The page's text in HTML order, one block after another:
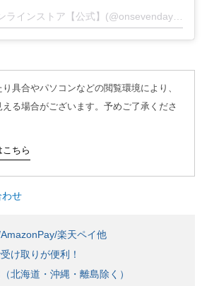
オンセブンデイズ オンラインストア【公式】(@onsevendays_online)がシェアした投稿
具合やパソコンなどの閲覧環境により、
る場合がございます。予めご了承くださ
ちら
わせ
楽天ペイ他
け取りが便利！
北海道・沖縄・離島除く）